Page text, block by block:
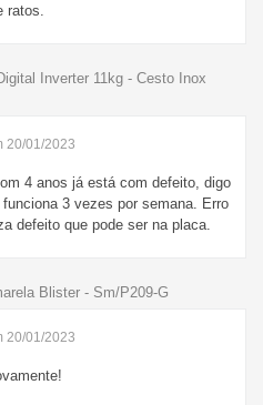
ratos.
Inverter 11kg - Cesto Inox
20/01/2023
4 anos já está com defeito, digo
3 vezes por semana. Erro
defeito que pode ser na placa.
Blister - Sm/P209-G
20/01/2023